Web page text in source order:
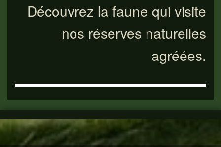
Découvrez la faune qui visite
nos réserves naturelles
agréées.